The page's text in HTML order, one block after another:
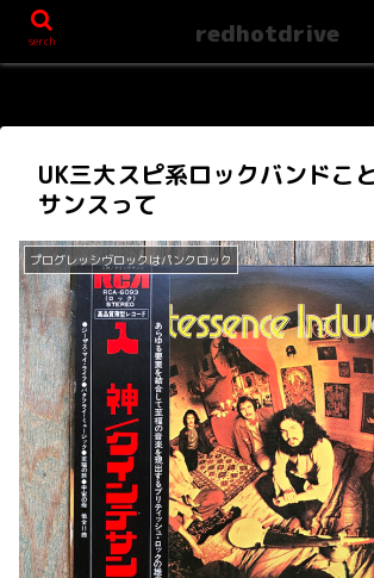
UK三大スピ系ロックバンドこ
サンスって
プログレッシヴロックはパンクロック
serch redhotdrive